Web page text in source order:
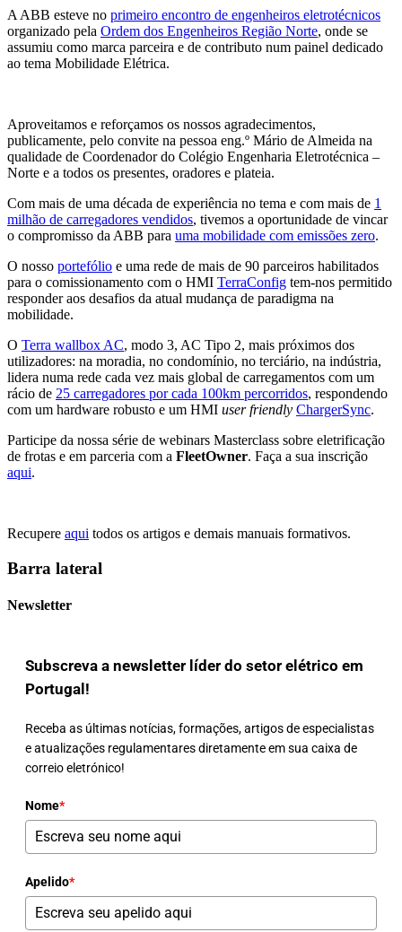
A ABB esteve no primeiro encontro de engenheiros eletrotécnicos
organizado pela Ordem dos Engenheiros Região Norte, onde se
assumiu como marca parceira e de contributo num painel dedicado
ao tema Mobilidade Elétrica.
Aproveitamos e reforçamos os nossos agradecimentos,
publicamente, pelo convite na pessoa eng.º Mário de Almeida na
qualidade de Coordenador do Colégio Engenharia Eletrotécnica –
Norte e a todos os presentes, oradores e plateia.
Com mais de uma década de experiência no tema e com mais de 1
milhão de carregadores vendidos, tivemos a oportunidade de vincar
o compromisso da ABB para uma mobilidade com emissões zero.
O nosso portefólio e uma rede de mais de 90 parceiros habilitados
para o comissionamento com o HMI TerraConfig tem-nos permitido
responder aos desafios da atual mudança de paradigma na
mobilidade.
O Terra wallbox AC, modo 3, AC Tipo 2, mais próximos dos
utilizadores: na moradia, no condomínio, no terciário, na indústria,
lidera numa rede cada vez mais global de carregamentos com um
rácio de 25 carregadores por cada 100km percorridos, respondendo
com um hardware robusto e um HMI user friendly ChargerSync.
Participe da nossa série de webinars Masterclass sobre eletrificação
de frotas e em parceria com a FleetOwner. Faça a sua inscrição
aqui.
Recupere aqui todos os artigos e demais manuais formativos.
Barra lateral
Newsletter
Subscreva a newsletter líder do setor elétrico em
Portugal!
Receba as últimas notícias, formações, artigos de especialistas
e atualizações regulamentares diretamente em sua caixa de
correio eletrónico!
Nome*
Apelido*